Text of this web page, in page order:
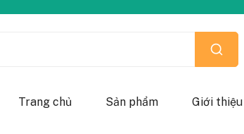
Trang chủ Sản phẩm Giới thiệu